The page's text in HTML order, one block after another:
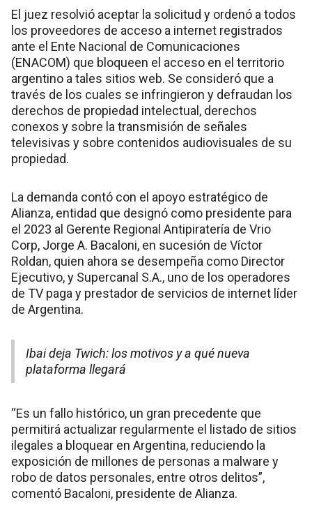
El juez resolvió aceptar la solicitud y ordenó a todos
los proveedores de acceso a internet registrados
ante el Ente Nacional de Comunicaciones
(ENACOM) que bloqueen el acceso en el territorio
argentino a tales sitios web. Se consideró que a
través de los cuales se infringieron y defraudan los
derechos de propiedad intelectual, derechos
conexos y sobre la transmisión de señales
televisivas y sobre contenidos audiovisuales de su
propiedad.
La demanda contó con el apoyo estratégico de
Alianza, entidad que designó como presidente para
el 2023 al Gerente Regional Antipiratería de Vrio
Corp, Jorge A. Bacaloni, en sucesión de Víctor
Roldan, quien ahora se desempeña como Director
Ejecutivo, y Supercanal S.A., uno de los operadores
de TV paga y prestador de servicios de internet líder
de Argentina.
Ibai deja Twich: los motivos y a qué nueva
plataforma llegará
“Es un fallo histórico, un gran precedente que
permitirá actualizar regularmente el listado de sitios
ilegales a bloquear en Argentina, reduciendo la
exposición de millones de personas a malware y
robo de datos personales, entre otros delitos”,
comentó Bacaloni, presidente de Alianza.